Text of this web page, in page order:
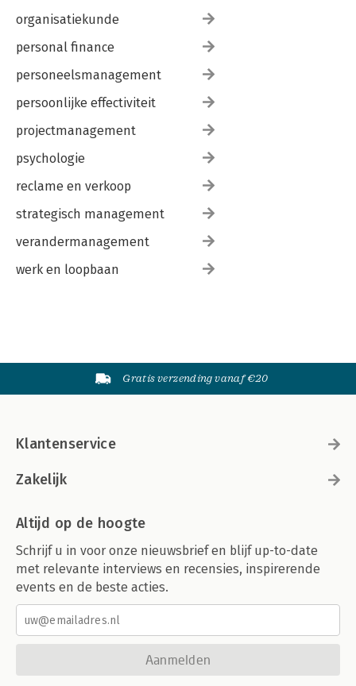
organisatiekunde
personal finance
personeelsmanagement
persoonlijke effectiviteit
projectmanagement
psychologie
reclame en verkoop
strategisch management
verandermanagement
werk en loopbaan
Gratis verzending vanaf €20
Klantenservice
Zakelijk
Altijd op de hoogte
Schrijf u in voor onze nieuwsbrief en blijf up-to-date
met relevante interviews en recensies, inspirerende
events en de beste acties.
Aanmelden